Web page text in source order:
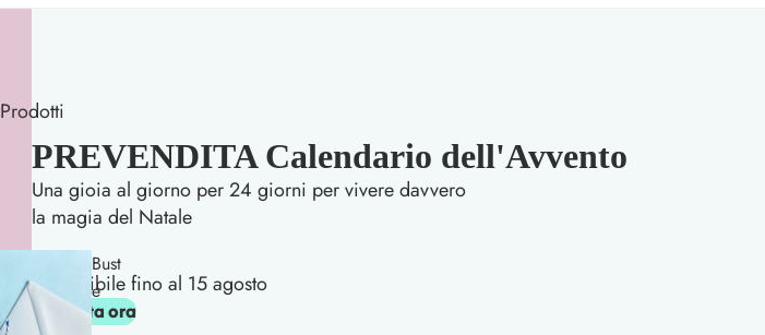
Prodotti
Bust
e
PREVENDITA Calendario dell'Avvento
Una gioia al giorno per 24 giorni per vivere davvero
la magia del Natale
Disponibile fino al 15 agosto
Acquista ora